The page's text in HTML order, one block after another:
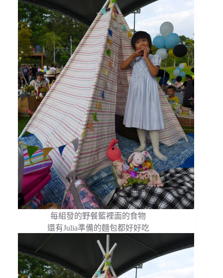
每組發的野餐籃裡面的食物
還有Julia準備的麵包都好好吃